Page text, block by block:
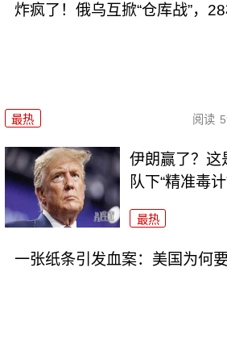
炸疯了！俄乌互掀“仓库战”，
最热 阅读
伊朗赢了？这
队下“精准毒计
最热
一张纸条引发血案：美国为何要